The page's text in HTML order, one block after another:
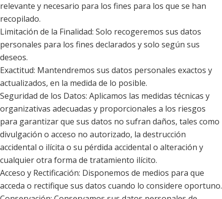
relevante y necesario para los fines para los que se han
recopilado.
Limitación de la Finalidad: Solo recogeremos sus datos
personales para los fines declarados y solo según sus
deseos.
Exactitud: Mantendremos sus datos personales exactos y
actualizados, en la medida de lo posible.
Seguridad de los Datos: Aplicamos las medidas técnicas y
organizativas adecuadas y proporcionales a los riesgos
para garantizar que sus datos no sufran daños, tales como
divulgación o acceso no autorizado, la destrucción
accidental o ilícita o su pérdida accidental o alteración y
cualquier otra forma de tratamiento ilícito.
Acceso y Rectificación: Disponemos de medios para que
acceda o rectifique sus datos cuando lo considere oportuno.